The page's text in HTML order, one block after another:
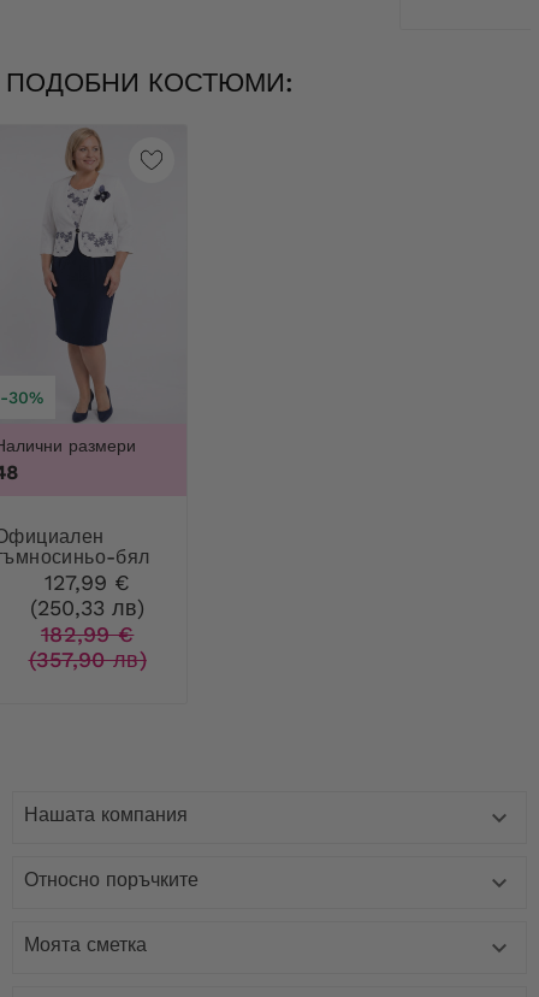
ПОДОБНИ КОСТЮМИ:
-30%
размери
бял
с цвете
127,99 €
(250,33 лв)
182,99 €
(357,90 лв)
Нашата компания 
Относно поръчките 
Моята сметка 